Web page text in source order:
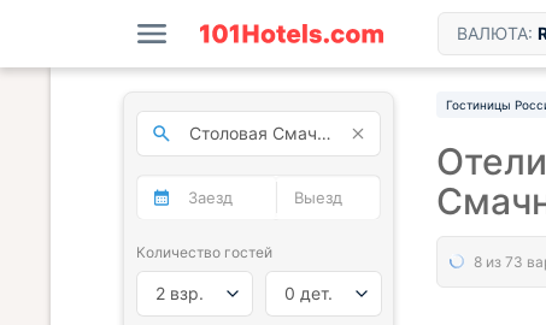
ВАЛЮТА:
Гостиницы
Количество гостей
2 взр. 0 дет.